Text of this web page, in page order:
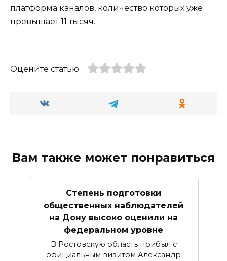
платформа каналов, количество которых уже
превышает 11 тысяч.
Оцените статью
Вам также может понравиться
Степень подготовки
общественных наблюдателей
на Дону высоко оценили на
федеральном уровне
В Ростовскую область прибыл с
официальным визитом Александр